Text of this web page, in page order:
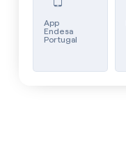
App
Endesa
Portugal